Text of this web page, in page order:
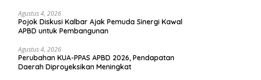
Agustus 4, 2026
Pojok Diskusi Kalbar Ajak Pemuda Sinergi Kawal
APBD untuk Pembangunan
Agustus 4, 2026
Perubahan KUA-PPAS APBD 2026, Pendapatan
Daerah Diproyeksikan Meningkat